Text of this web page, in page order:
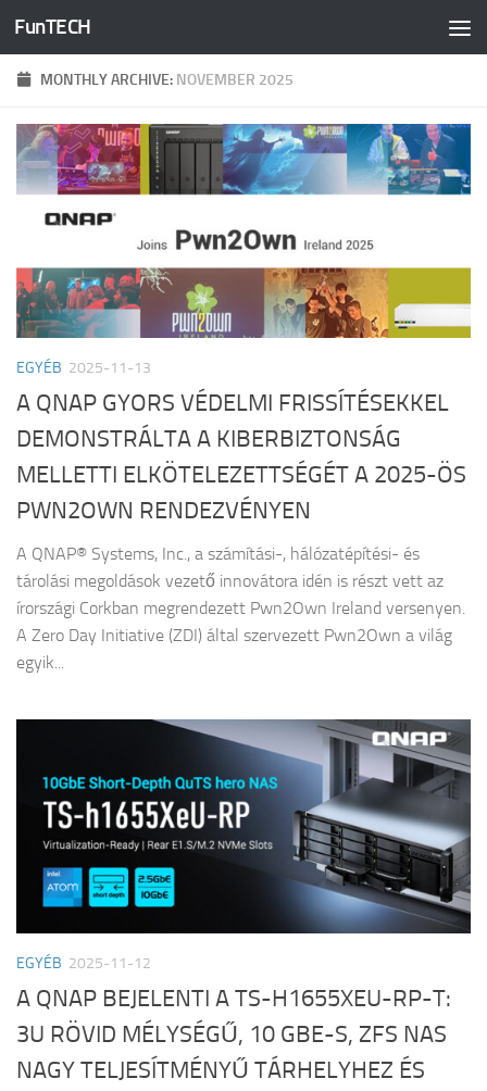
Skip to content
FunTECH
MONTHLY ARCHIVE: NOVEMBER 2025
EGYÉB 2025-11-13
A QNAP GYORS VÉDELMI FRISSÍTÉSEKKEL
DEMONSTRÁLTA A KIBERBIZTONSÁG
MELLETTI ELKÖTELEZETTSÉGÉT A 2025-ÖS
PWN2OWN RENDEZVÉNYEN
A QNAP® Systems, Inc., a számítási-, hálózatépítési- és
tárolási megoldások vezető innovátora idén is részt vett az
írországi Corkban megrendezett Pwn2Own Ireland versenyen.
A Zero Day Initiative (ZDI) által szervezett Pwn2Own a világ
egyik...
EGYÉB 2025-11-12
A QNAP BEJELENTI A TS-H1655XEU-RP-T:
3U RÖVID MÉLYSÉGŰ, 10 GBE-S, ZFS NAS
NAGY TELJESÍTMÉNYŰ TÁRHELYHEZ ÉS